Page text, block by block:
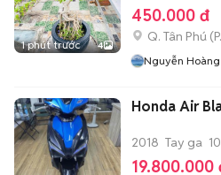
1 phút trước 4
450.000 đ
Q. Tân Phú (
Nguyễn Hoàng
Honda Air
2018 Tay ga
19.800.000